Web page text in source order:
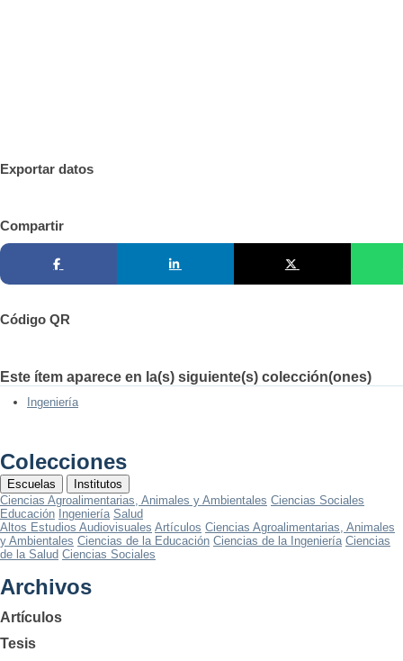
Exportar datos
Compartir
Código QR
Este ítem aparece en la(s) siguiente(s) colección(ones)
Ingeniería
Colecciones
Escuelas
Institutos
Ciencias Agroalimentarias, Animales y Ambientales Ciencias Sociales
Educación Ingeniería Salud
Altos Estudios Audiovisuales Artículos Ciencias Agroalimentarias, Animales
y Ambientales Ciencias de la Educación Ciencias de la Ingeniería Ciencias
de la Salud Ciencias Sociales
Archivos
Artículos
Tesis